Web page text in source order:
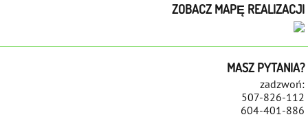
ZOBACZ MAPĘ REALIZACJI
MASZ PYTANIA?
zadzwoń:
507-826-112
604-401-886